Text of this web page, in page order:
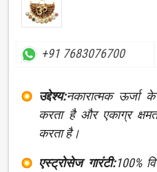
+91 7683076700
उद्देश्य:नकारात्मक ऊर्जा
करता है और एकाग्र
करता है।
एस्ट्रोसेज गारंटी:100%